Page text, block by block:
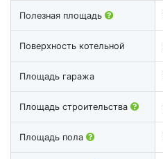
Полезная площадь
Поверхность котельной
Площадь гаража
Площадь строительства
Площадь пола